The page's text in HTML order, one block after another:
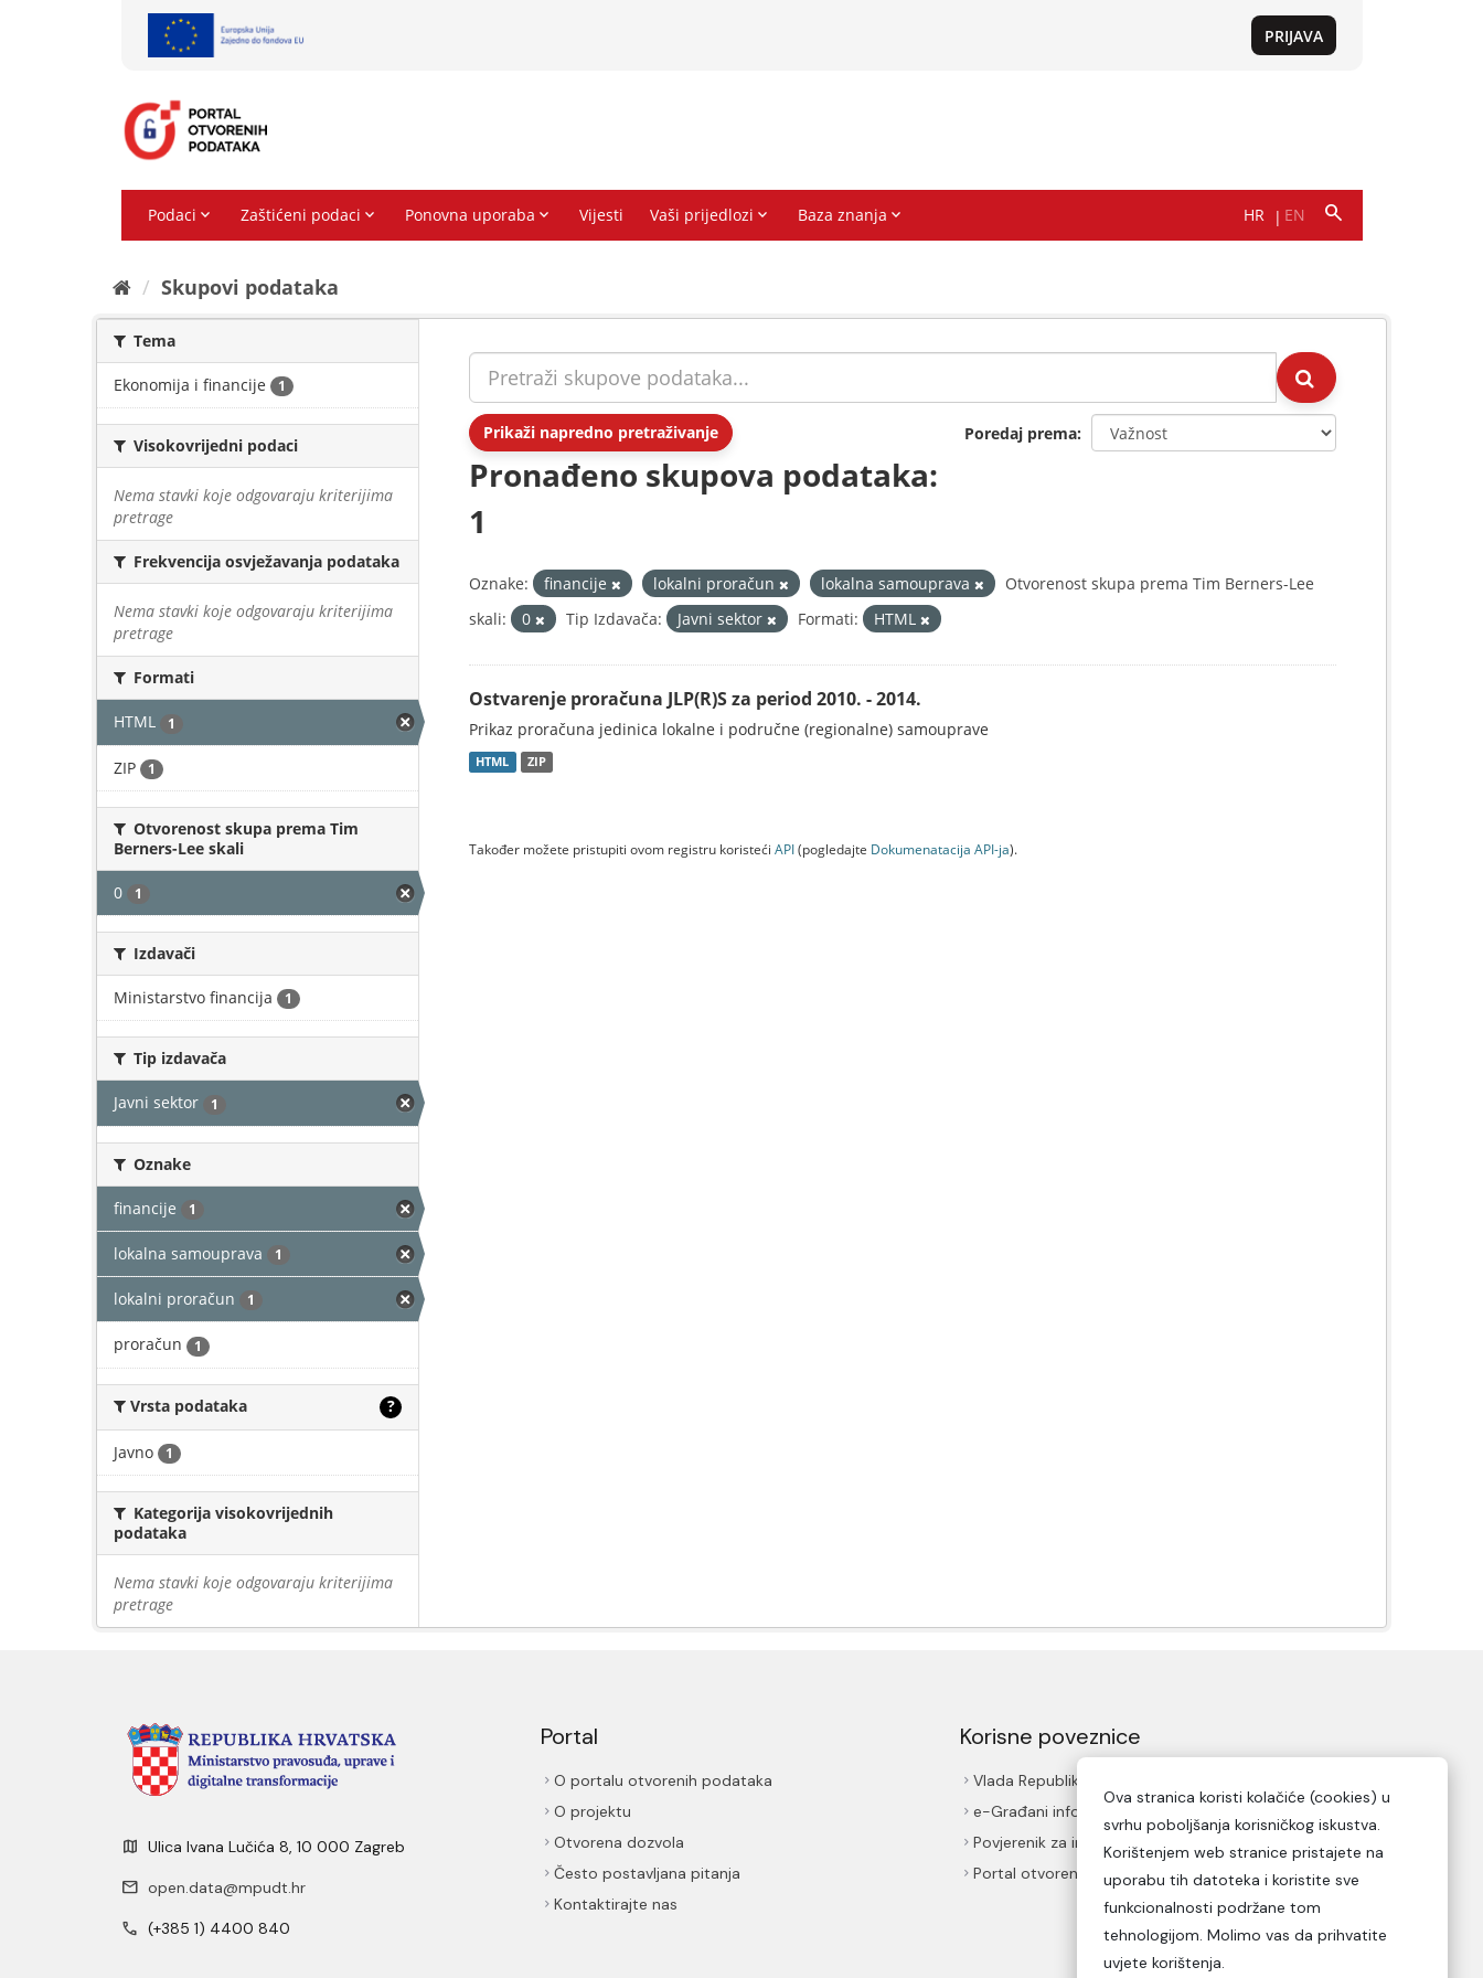
Skupovi podаtаkа
Tema
Ekonomija i financije 1
Visokovrijedni podaci
Nema stavki koje odgovaraju kriterijima
pretrage
Frekvencija osvježavanja podataka
Nema stavki koje odgovaraju kriterijima
pretrage
Formati
HTML 1
ZIP 1
Otvorenost skupa prema Tim
Berners-Lee skali
0 1
Izdavači
Ministarstvo financija 1
Tip izdavača
Javni sektor 1
Oznake
financije 1
lokalna samouprava 1
lokalni proračun 1
proračun 1
Vrsta podataka ?
Javno 1
Kategorija visokovrijednih
podataka
Nema stavki koje odgovaraju kriterijima
pretrage
Prikaži napredno pretraživanje Poredaj prema
Pronađeno skupova podataka:
1
Oznake: financije lokalni proračun lokalna samouprava
Otvorenost skupa prema Tim Berners-Lee
skali:
0 Tip Izdavača: Javni sektor Formati: HTML
Ostvarenje proračuna JLP(R)S za period 2010. - 2014.
Prikaz proračuna jedinica lokalne i područne (regionalne) samouprave
HTML ZIP
Također možete pristupiti ovom registru koristeći API(pogledajte Dokumenаtаcijа API-jа).